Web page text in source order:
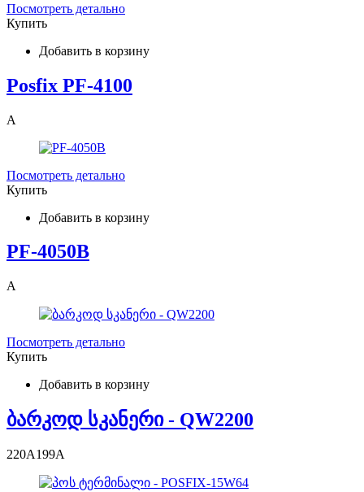
Посмотреть детально
Купить
Добавить в корзину
Posfix PF-4100
A
Посмотреть детально
Купить
Добавить в корзину
PF-4050B
A
Посмотреть детально
Купить
Добавить в корзину
ბარკოდ სკანერი - QW2200
220A199A